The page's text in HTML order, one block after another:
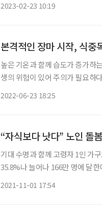
2023-02-23 10:19
본격적인 장마 시작, 식중
높은 기온과 함께 습도가 증가하
생의 위험이 있어 주의가 필요하다. 식중독에는 포도상구균에 의한 ‘독소형 식중독’과
2022-06-23 18:25
“자식보다 낫다” 노인 돌
기대 수명과 함께 고령자 1인 가
35.8%나 늘어나 166만 명에 달
2021-11-01 17:54